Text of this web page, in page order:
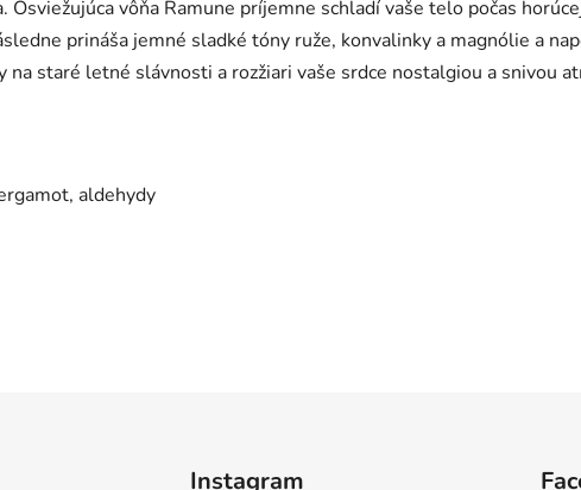
vôňa Ramune príjemne schladí vaše telo počas
prináša jemné sladké tóny ruže, konvalinky a magnólie a
staré letné slávnosti a rozžiari vaše srdce nostalgiou a snivou
aldehydy
Instagram